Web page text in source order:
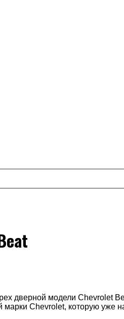
дверной модели Chevrolet
марки Chevrolet, которую уже